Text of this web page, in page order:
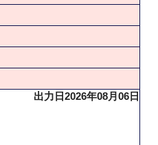
出力日2026年08月06日